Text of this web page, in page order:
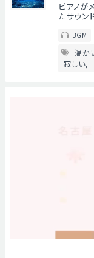
ピアノが
たサウン
BGM
温か
寂しい